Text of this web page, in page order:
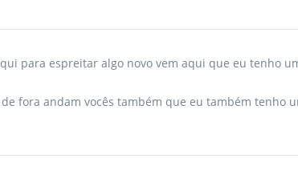
para espreitar algo novo vem aqui que eu tenho
fora andam vocês também que eu também